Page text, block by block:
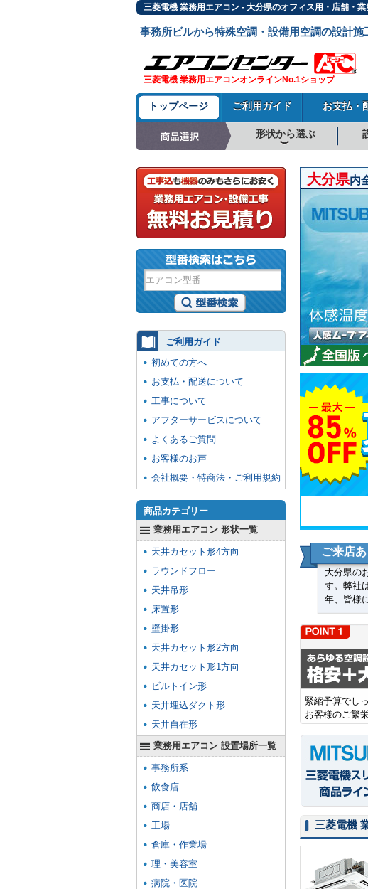
三菱電機 業務用エアコン - 大分県のオフィス用・店舗・
事務所ビルから特殊空調・設備用空調の設計施
三菱電機 業務用エアコンオンラインNo.1ショップ
トップページ ご利用ガイド お支払・
形状から選ぶ
大分県内
ご来店
大分県の
す。弊社
年、皆様
緊縮予算でし
お客様のご繁
三菱電機
ご利用ガイド
初めての方へ
お支払・配送について
工事について
アフターサービスについて
よくあるご質問
お客様のお声
会社概要・特商法・ご利用規約
商品カテゴリー
業務用エアコン 形状一覧
天井カセット形4方向
ラウンドフロー
天井吊形
床置形
壁掛形
天井カセット形2方向
天井カセット形1方向
ビルトイン形
天井埋込ダクト形
天井自在形
業務用エアコン 設置場所一覧
事務所系
飲食店
商店・店舗
工場
倉庫・作業場
理・美容室
病院・医院